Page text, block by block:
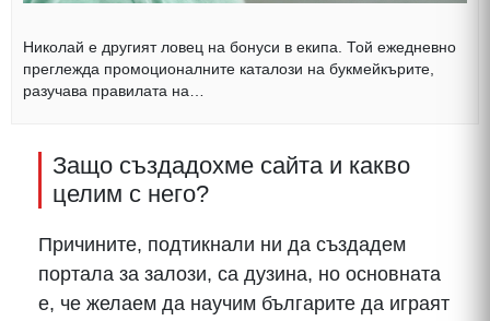
Николай е другият ловец на бонуси в екипа. Той ежедневно
преглежда промоционалните каталози на букмейкърите,
разучава правилата на…
Защо създадохме сайта и какво
целим с него?
Причините, подтикнали ни да създадем
портала за залози, са дузина, но основната
е, че желаем да научим българите да играят